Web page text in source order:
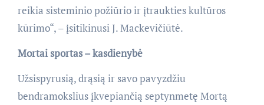
reikia sisteminio požiūrio ir įtraukties kultūros
kūrimo“, – įsitikinusi J. Mackevičiūtė.
Mortai sportas – kasdienybė
Užsispyrusią, drąsią ir savo pavyzdžiu
bendramokslius įkvepiančią septynmetę Mortą